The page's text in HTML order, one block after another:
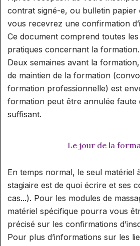
contrat signé-e, ou bulletin
vous recevrez une confirmation
Ce document comprend toutes
pratiques concernant la formation.
Deux semaines avant la
de maintien de la formation
formation professionnelle) est
formation peut être annulée faute
suffisant.
Le jour de la
En temps normal, le seul matériel
stagiaire est de quoi écrire et ses
cas...). Pour les modules de
matériel spécifique pourra vous
précisé sur les confirmations
Pour plus d’informations sur les